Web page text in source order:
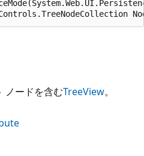
ノードを含むTreeView。